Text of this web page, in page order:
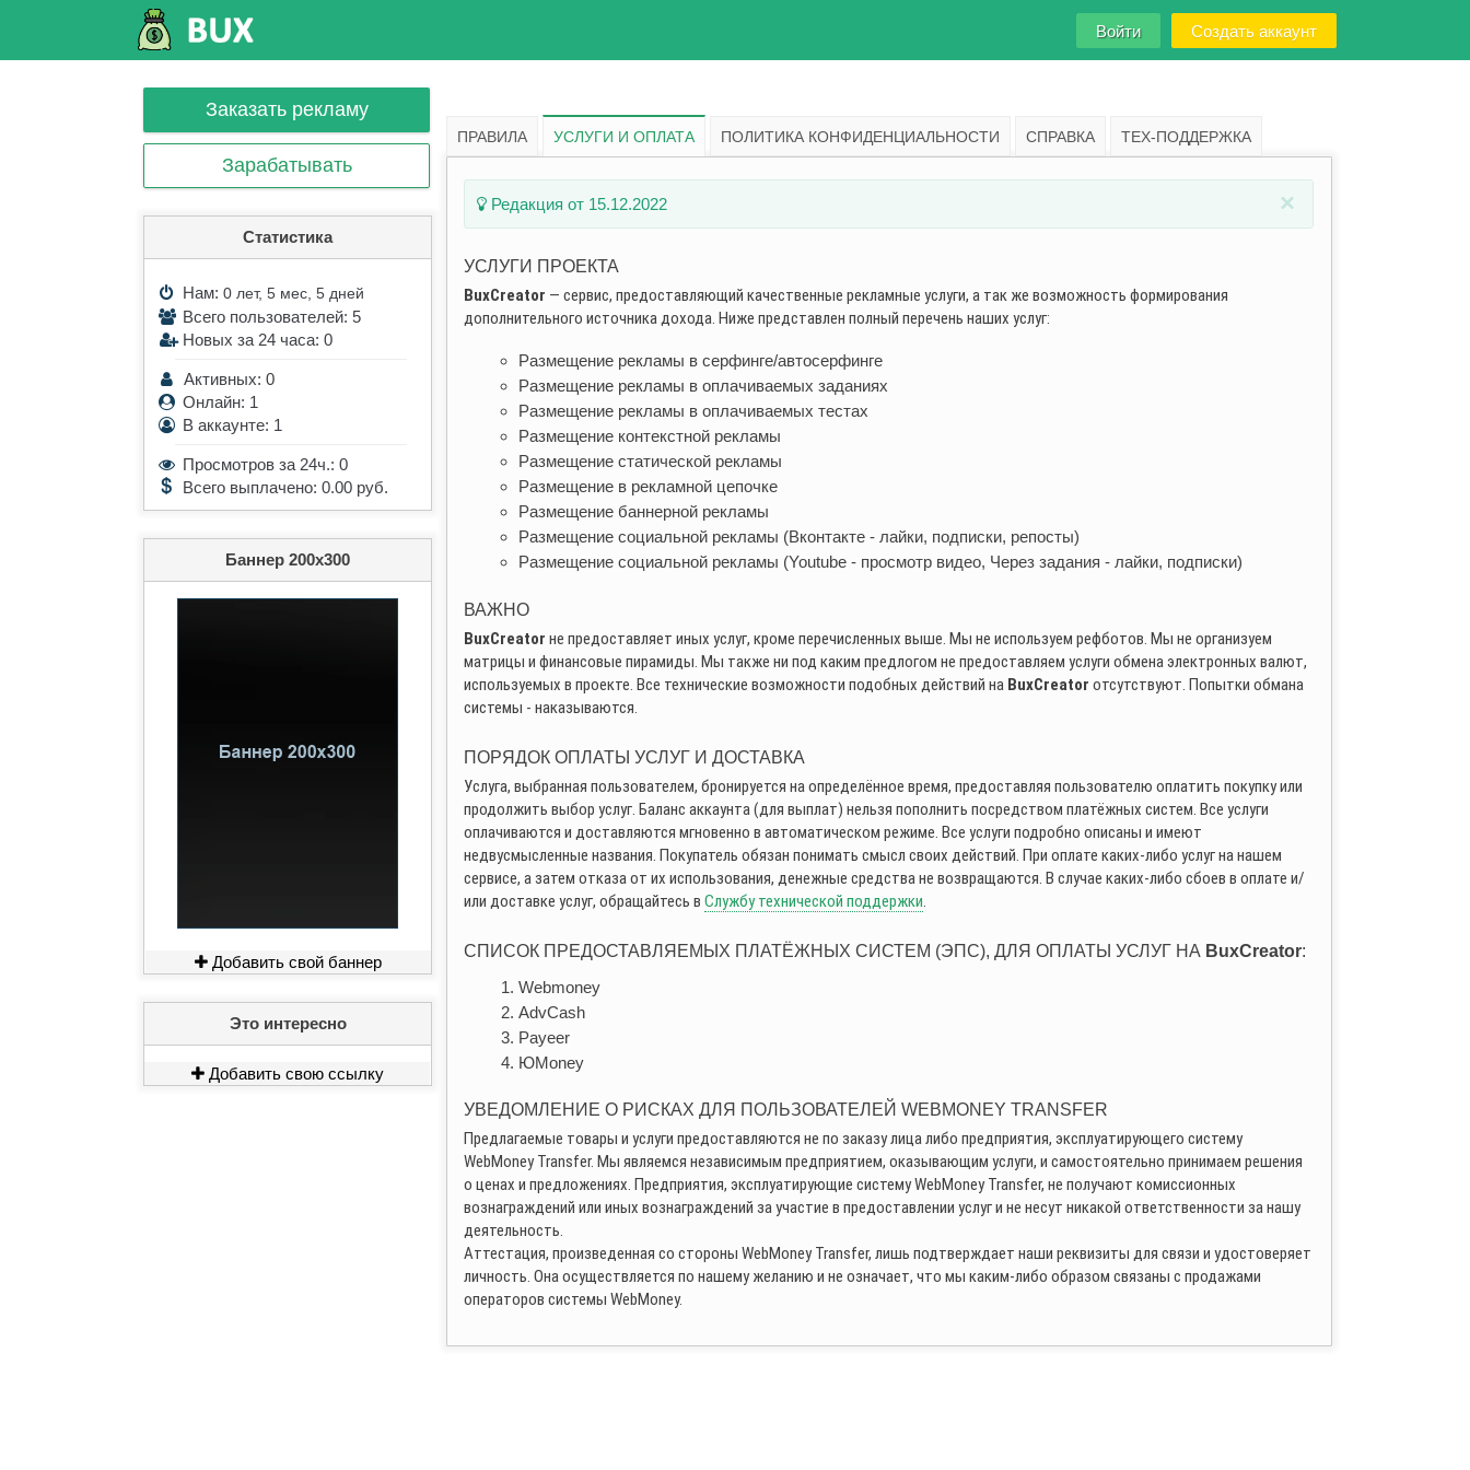
Войти Создать аккаунт
ПРАВИЛА УСЛУГИ И ОПЛАТА ПОЛИТИКА КОНФИДЕНЦИАЛЬНОСТИ СПРАВКА ТЕХ-ПОДДЕРЖКА
×
Редакция от 15.12.2022
УСЛУГИ ПРОЕКТА
BuxCreator — сервис, предоставляющий качественные рекламные услуги, а так же возмож­ность формирования
дополнительного источника дохода. Ниже представлен полный перечень наших услуг:
Размещение рекламы в серфинге/автосерфинге
Размещение рекламы в оплачиваемых заданиях
Размещение рекламы в оплачиваемых тестах
Размещение контекстной рекламы
Размещение статической рекламы
Размещение в рекламной цепочке
Размещение баннерной рекламы
Размещение социальной рекламы (Вконтакте - лайки, подписки, репосты)
Размещение социальной рекламы (Youtube - просмотр видео, Через задания - лайки, подписки)
ВАЖНО
BuxCreator не предоставляет иных услуг, кроме перечисленных выше. Мы не используем рефботов. Мы не организуем
матрицы и финансовые пирамиды. Мы также ни под каким предлогом не предоставляем услуги обмена электронных валют,
используемых в проекте. Все технические возможности подобных действий на BuxCreator отсутствуют. Попытки обмана
системы - наказываются.
ПОРЯДОК ОПЛАТЫ УСЛУГ И ДОСТАВКА
Услуга, выбранная пользователем, бронируется на определённое время, предоставляя пользователю оплатить покупку или
продолжить выбор услуг. Баланс аккаунта (для выплат) нельзя пополнить посредством платёжных систем. Все услуги
оплачиваются и доставляются мгновенно в автоматическом режиме. Все услуги подробно описаны и имеют
недвусмысленные названия. Покупатель обязан понимать смысл своих действий. При оплате каких-либо услуг на нашем
сервисе, а затем отказа от их использования, денежные средства не возвращаются. В случае каких-либо сбоев в оплате и/
или доставке услуг, обращайтесь в Службу технической поддержки.
СПИСОК ПРЕДОСТАВЛЯЕМЫХ ПЛАТЁЖНЫХ СИСТЕМ (ЭПС), ДЛЯ ОПЛАТЫ УСЛУГ НА BuxCreator:
Webmoney
AdvCash
Payeer
ЮMoney
УВЕДОМЛЕНИЕ О РИСКАХ ДЛЯ ПОЛЬЗОВАТЕЛЕЙ WEBMONEY TRANSFER
Предлагаемые товары и услуги предоставляются не по заказу лица либо предприятия, эксплуатирующего систему
WebMoney Transfer. Мы являемся независимым предприятием, оказывающим услуги, и самостоятельно принимаем решения
о ценах и предложениях. Предприятия, эксплуатирующие систему WebMoney Transfer, не получают комиссионных
вознаграждений или иных вознаграждений за участие в предоставлении услуг и не несут никакой ответственности за нашу
деятельность.
Аттестация, произведенная со стороны WebMoney Transfer, лишь подтверждает наши реквизиты для связи и удостоверяет
личность. Она осуществляется по нашему желанию и не означает, что мы каким-либо образом связаны с продажами
операторов системы WebMoney.
Заказать рекламу
Зарабатывать
Статистика
Нам: 0 лет, 5 мес, 5 дней
Всего пользователей: 5
Новых за 24 часа: 0
Активных: 0
Онлайн: 1
В аккаунте: 1
Просмотров за 24ч.: 0
Всего выплачено: 0.00 руб.
Баннер 200х300
Добавить свой баннер
Это интересно
Добавить свою ссылку